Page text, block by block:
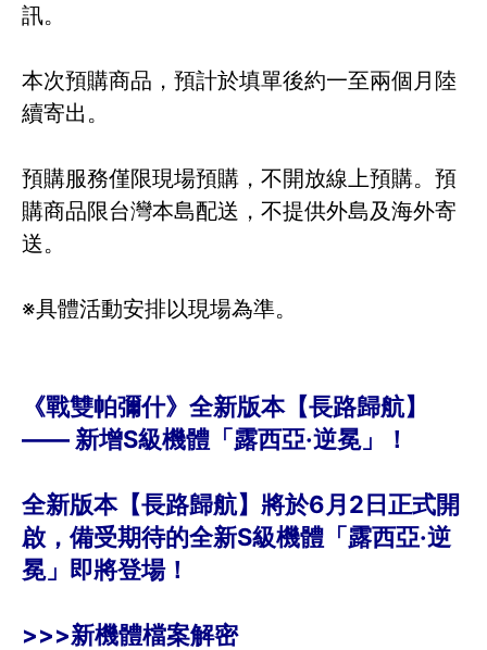
訊。
本次預購商品，預計於填單後約一至兩個月陸
續寄出。
預購服務僅限現場預購，不開放線上預購。預
購商品限台灣本島配送，不提供外島及海外寄
送。
※具體活動安排以現場為準。
《戰雙帕彌什》全新版本【長路歸航】
—— 新增S級機體「露西亞·逆冕」！
全新版本【長路歸航】將於6月2日正式開
啟，備受期待的全新S級機體「露西亞·逆
冕」即將登場！
>>>新機體檔案解密